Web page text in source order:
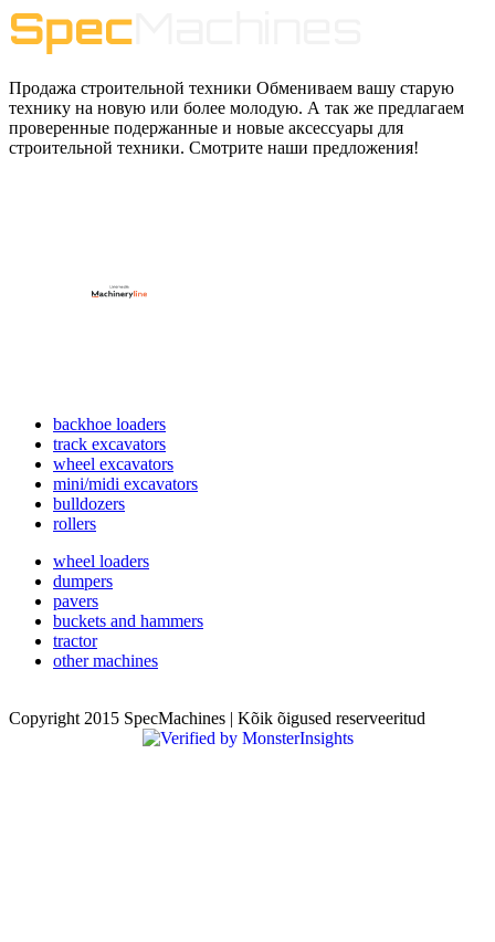
Продажа строительной техники Обмениваем вашу старую
технику на новую или более молодую. А так же предлагаем
проверенные подержанные и новые аксессуары для
строительной техники. Смотрите наши предложения!
backhoe loaders
track excavators
wheel excavators
mini/midi excavators
bulldozers
rollers
wheel loaders
dumpers
pavers
buckets and hammers
tractor
other machines
Copyright 2015 SpecMachines | Kõik õigused reserveeritud